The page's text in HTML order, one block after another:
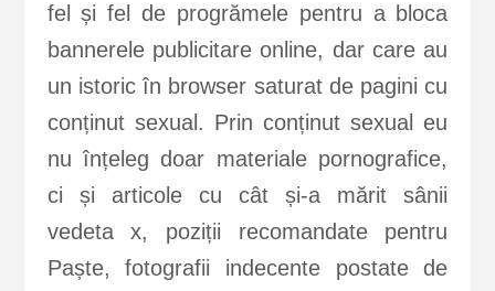
fel și fel de progrămele pentru a bloca
bannerele publicitare online, dar care au
un istoric în browser saturat de pagini cu
conținut sexual. Prin conținut sexual eu
nu înțeleg doar materiale pornografice,
ci și articole cu cât și-a mărit sânii
vedeta x, poziții recomandate pentru
Paște, fotografii indecente postate de